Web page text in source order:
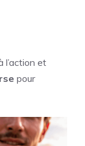
l’action et
pour